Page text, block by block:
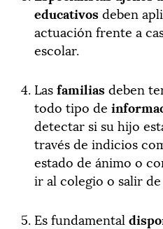
educativosdeben
actuación frente a
escolar.
Lasfamiliasdeben
todo tipo de
detectar si su hijo
través de indicios
estado de ánimo o
ir al colegio o salir de
Es fundamental